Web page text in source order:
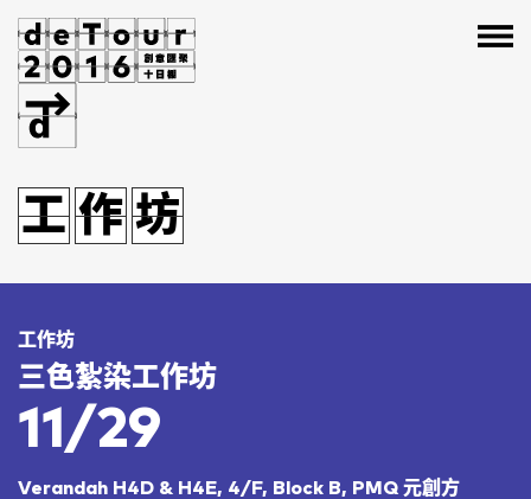
工
期
期
工 作
目
目
作 坊
座
座
坊
工作坊
三色紮染工作坊
11/29
Verandah H4D & H4E, 4/F, Block B, PMQ 元創方